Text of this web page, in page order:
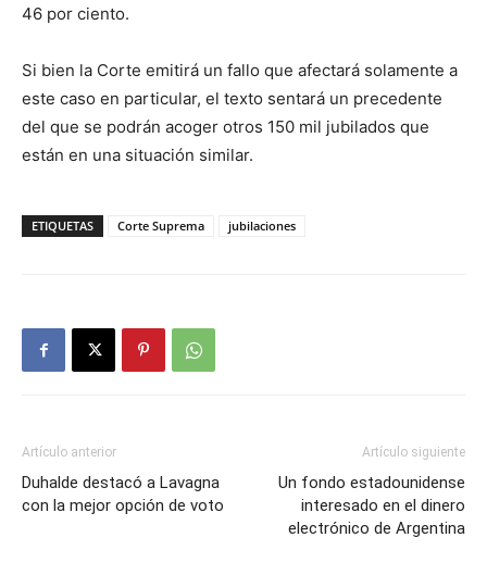
46 por ciento.
Si bien la Corte emitirá un fallo que afectará solamente a
este caso en particular, el texto sentará un precedente
del que se podrán acoger otros 150 mil jubilados que
están en una situación similar.
ETIQUETAS Corte Suprema jubilaciones
Artículo anterior
Duhalde destacó a Lavagna
con la mejor opción de voto
Artículo siguiente
Un fondo estadounidense
interesado en el dinero
electrónico de Argentina